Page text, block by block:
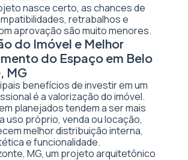
nasce certo, as chances de
retrabalhos e
aprovação são muito menores.
do Imóvel e Melhor
do Espaço em Belo
MG
benefícios de investir em um
é a valorização do imóvel.
planejados tendem a ser mais
uso próprio, venda ou locação,
melhor distribuição interna,
e funcionalidade.
MG, um projeto arquitetônico